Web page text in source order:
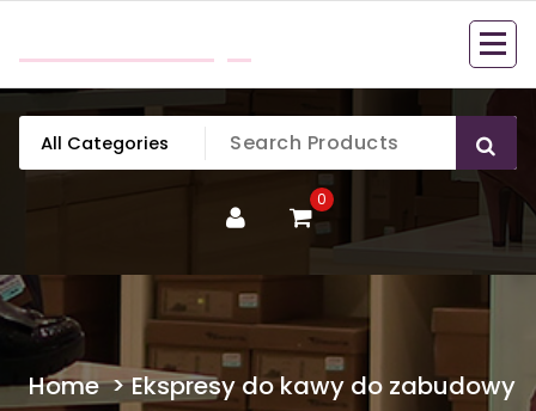
content
0
Home>Ekspresy do kawy do zabudowy